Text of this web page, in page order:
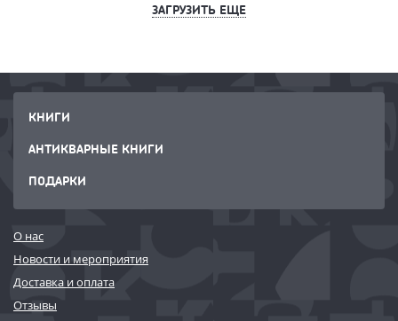
ЗАГРУЗИТЬ ЕЩЕ
КНИГИ
АНТИКВАРНЫЕ КНИГИ
ПОДАРКИ
О нас
Новости и мероприятия
Доставка и оплата
Отзывы